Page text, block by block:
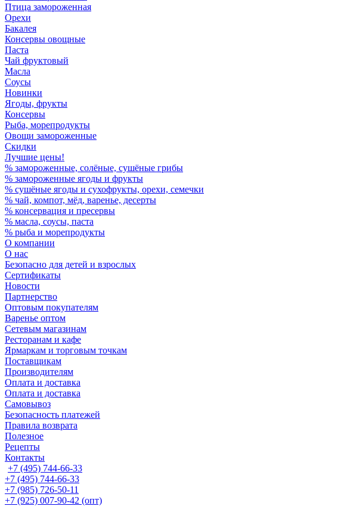
Птица замороженная
Орехи
Бакалея
Консервы овощные
Паста
Чай фруктовый
Масла
Соусы
Новинки
Ягоды, фрукты
Консервы
Рыба, морепродукты
Овощи замороженные
Скидки
Лучшие цены!
% замороженные, солёные, сушёные грибы
% замороженные ягоды и фрукты
% сушёные ягоды и сухофрукты, орехи, семечки
% чай, компот, мёд, варенье, десерты
% консервация и пресервы
% масла, соусы, паста
% рыба и морепродукты
О компании
О нас
Безопасно для детей и взрослых
Сертификаты
Новости
Партнерство
Оптовым покупателям
Варенье оптом
Сетевым магазинам
Ресторанам и кафе
Ярмаркам и торговым точкам
Поставщикам
Производителям
Оплата и доставка
Оплата и доставка
Самовывоз
Безопасность платежей
Правила возврата
Полезное
Рецепты
Контакты
+7 (495) 744-66-33
+7 (495) 744-66-33
+7 (985) 726-50-11
+7 (925) 007-90-42 (опт)